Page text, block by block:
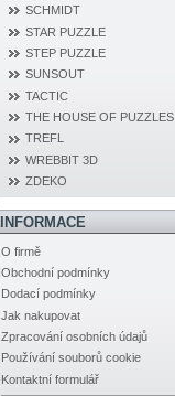
SCHMIDT
STAR PUZZLE
STEP PUZZLE
SUNSOUT
TACTIC
THE HOUSE OF PUZZLES
TREFL
WREBBIT 3D
ZDEKO
INFORMACE
O firmě
Obchodní podmínky
Dodací podmínky
Jak nakupovat
Zpracování osobních údajů
Používání souborů cookie
Kontaktní formulář